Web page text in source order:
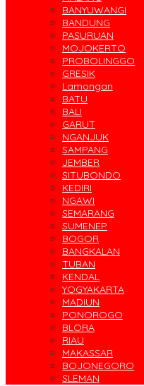
BANYUWANGI
BANDUNG
PASURUAN
MOJOKERTO
PROBOLINGGO
GRESIK
Lamongan
BATU
BALI
GARUT
NGANJUK
SAMPANG
JEMBER
SITUBONDO
KEDIRI
NGAWI
SEMARANG
SUMENEP
BOGOR
BANGKALAN
TUBAN
KENDAL
YOGYAKARTA
MADIUN
PONOROGO
BLORA
RIAU
MAKASSAR
BOJONEGORO
SLEMAN